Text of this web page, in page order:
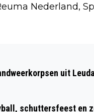
Nederland,
uit
schuttersfeest en